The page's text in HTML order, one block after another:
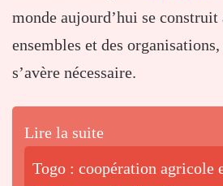
monde aujourd’hui se construit
ensembles et des
s’avère nécessaire.
Lire la suite
Togo : coopération agricole